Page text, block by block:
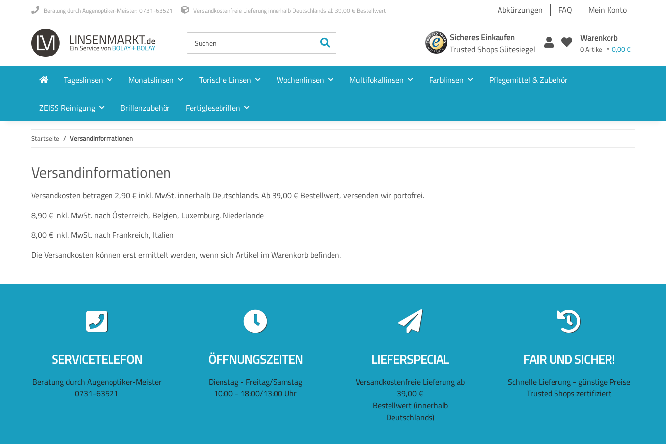
Abkürzungen FAQ Mein Konto
Beratung durch Augenoptiker-Meister: 0731-63521 Versandkostenfreie Lieferung innerhalb Deutschlands ab 39,00 € Bestellwert
Sicheres Einkaufen
Trusted Shops Gütesiegel
Warenkorb
0 Artikel ⚬ 0,00 €
Tageslinsen Monatslinsen Torische Linsen Wochenlinsen Multifokallinsen Farblinsen Pflegemittel & Zubehör
ZEISS Reinigung Brillenzubehör Fertiglesebrillen
Startseite Versandinformationen
Versandinformationen
Versandkosten betragen 2,90 € inkl. MwSt. innerhalb Deutschlands. Ab 39,00 € Bestellwert, versenden wir portofrei.
8,90 € inkl. MwSt. nach Österreich, Belgien, Luxemburg, Niederlande
8,00 € inkl. MwSt. nach Frankreich, Italien
Die Versandkosten können erst ermittelt werden, wenn sich Artikel im Warenkorb befinden.
SERVICETELEFON
Beratung durch Augenoptiker-Meister
0731-63521
ÖFFNUNGSZEITEN
Dienstag - Freitag/Samstag
10:00 - 18:00/13:00 Uhr
LIEFERSPECIAL
Versandkostenfreie Lieferung ab
39,00 €
Bestellwert (innerhalb
Deutschlands)
FAIR UND SICHER!
Schnelle Lieferung - günstige Preise
Trusted Shops zertifiziert